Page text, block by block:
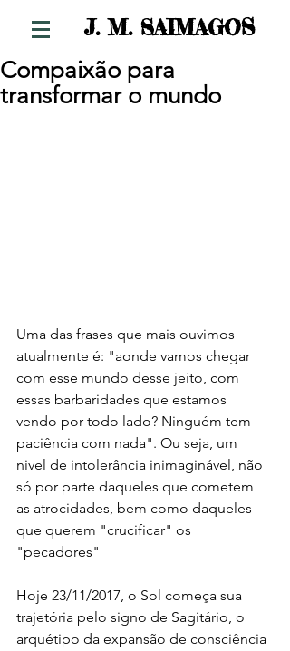
J. M. SAIMAGOS
Compaixão para
transformar o mundo
Uma das frases que mais ouvimos
atualmente é: "aonde vamos chegar
com esse mundo desse jeito, com
essas barbaridades que estamos
vendo por todo lado? Ninguém tem
paciência com nada". Ou seja, um
nivel de intolerância inimaginável, não
só por parte daqueles que cometem
as atrocidades, bem como daqueles
que querem "crucificar" os
"pecadores"
Hoje 23/11/2017, o Sol começa sua
trajetória pelo signo de Sagitário, o
arquétipo da expansão de consciência